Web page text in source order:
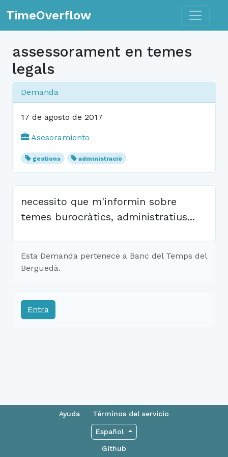
TimeOverflow Toggle
assessorament en temes
legals
Demanda
17 de agosto de 2017
Asesoramiento
gestions administraciò
necessito que m'informin sobre
temes burocràtics, administratius...
Esta Demanda pertenece a Banc del Temps del
Berguedà.
Entra
Ayuda Términos del servicio
Español
Github